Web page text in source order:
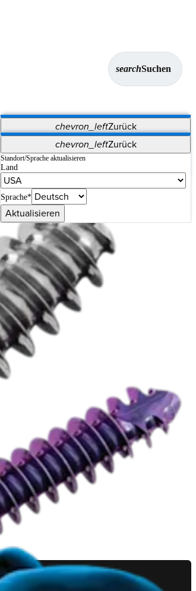
searchSuchen
chevron_leftZurück
Vet Systems OrthoPedia Patient
Supplier Portal
Synergy-Bildgebung und -Resektion
chevron_leftZurück
Standort/Sprache aktualisieren
Land
Sprache*
Aktualisieren